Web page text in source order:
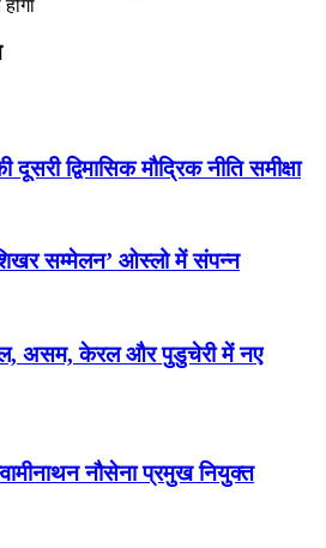
22-24 जुलाई 2026
19-21 जुलाई 2026
16-18 जुलाई 2026
दूसरी द्विमासिक मौद्रिक नीति समीक्षा
शिखर सम्मेलन’ ओस्लो में संपन्न
असम, केरल और पुडुचेरी में नए
नौसेना प्रमुख नियुक्त